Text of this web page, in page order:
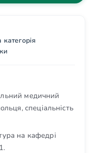
медичний
спеціальність
на кафедрі